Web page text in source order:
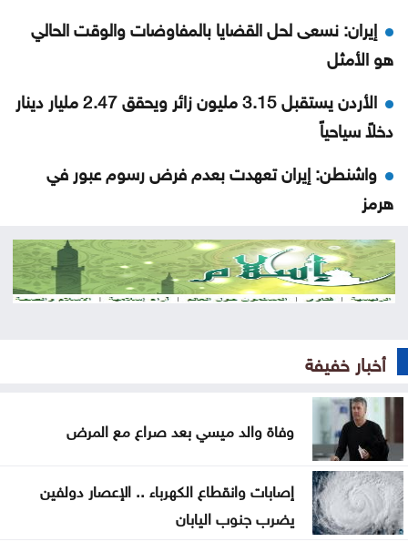
إيران: نسعى لحل القضايا بالمفاوضات والوقت الحالي
هو الأمثل
الأردن يستقبل 3.15 مليون زائر ويحقق 2.47 مليار دينار
دخلاً سياحياً
واشنطن: إيران تعهدت بعدم فرض رسوم عبور في
هرمز
تصادم شاحنتين يعيق حركة السير على الطريق الصحراوي
الفيصلي يحسم قراره: لا تعاقد مع كومباوري
وطريق المطار
148 ألف أسرة تستفيد من مساعدات نقدية وعينية
خلال النصف الأول
عُمان: مفاوضات الملاحة في هرمز تسير بأجواء إيجابية
إصابة سفينة بمقذوف غير محدد قبالة عُمان
أخبار خفيفة
وفاة والد ميسي بعد صراع مع المرض
إصابات وانقطاع الكهرباء .. الإعصار دولفين
يضرب جنوب اليابان